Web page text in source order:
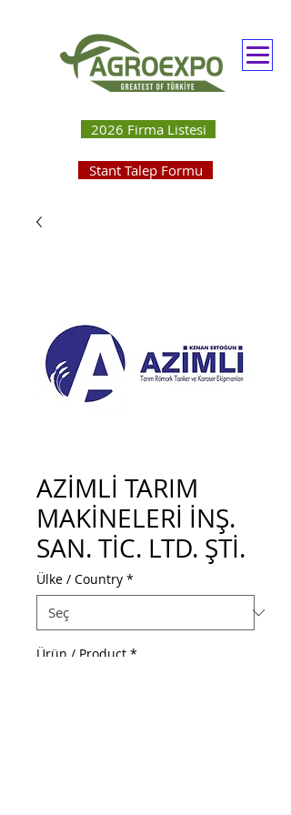
2026 Firma Listesi
Stant Talep Formu
AZİMLİ TARIM
MAKİNELERİ İNŞ.
SAN. TİC. LTD. ŞTİ.
Ülke / Country *
Ürün / Product *